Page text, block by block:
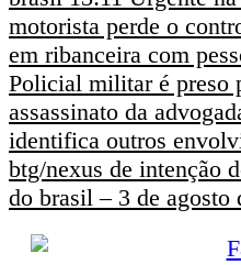
motorista perde o
em ribanceira com
Policial militar é preso
assassinato da
identifica outros
btg/nexus de intenção
do brasil – 3 de agosto